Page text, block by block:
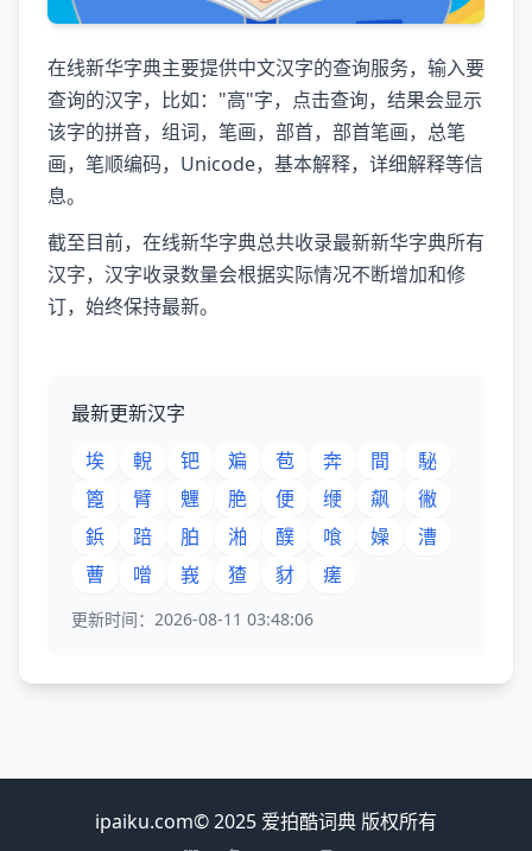
在线新华字典主要提供中文汉字的查询服务，输入要
查询的汉字，比如："高"字，点击查询，结果会显示
该字的拼音，组词，笔画，部首，部首笔画，总笔
画，笔顺编码，Unicode，基本解释，详细解释等信
息。
截至目前，在线新华字典总共收录最新新华字典所有
汉字，汉字收录数量会根据实际情况不断增加和修
订，始终保持最新。
最新更新汉字
埃
輗 钯 斒 苞 奔 間
駜
篦
臂 魓 脃 便 缏 飙
徶
鋲
踣 胉 湐 醭 喰 嬠
漕
蓸
噌 峩 猹 豺 瘥
更新时间：2026-08-11 03:48:06
ipaiku.com© 2025 爱拍酷词典 版权所有